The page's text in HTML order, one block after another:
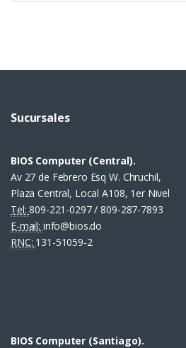
Sucursales
BIOS Computer (Central).
Av 27 de Febrero Esq W. Chruchil,
Plaza Central, Local A108, 1er Nivel
Tel:809-221-0297 / 809-287-7893
E-mail: info@bios.do
RNC: 131-51059-2
BIOS Computer (Santiago).